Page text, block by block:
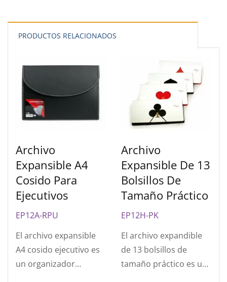
PRODUCTOS RELACIONADOS
Archivo
Expansible A4
Cosido Para
Ejecutivos
EP12A-RPU
El archivo expansible
A4 cosido ejecutivo es
un organizador
Archivo
Expansible De 13
Bolsillos De
Tamaño Práctico
EP12H-PK
El archivo expandible
de 13 bolsillos de
tamaño práctico es un